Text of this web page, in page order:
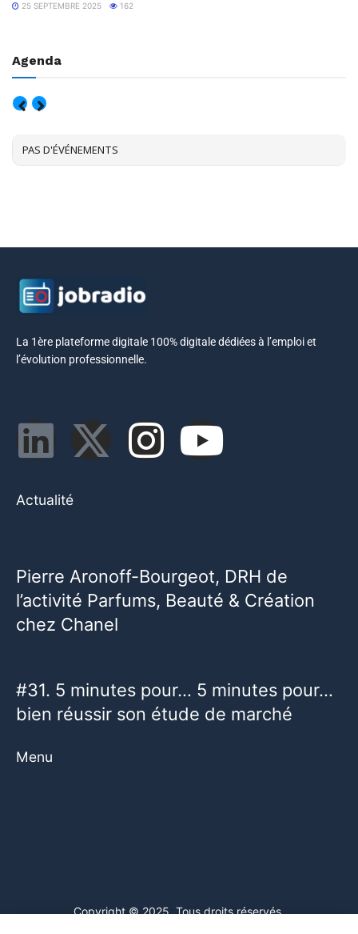
25 SEPTEMBRE 2025 162
Agenda
PAS D'ÉVÉNEMENTS
La 1ère plateforme digitale 100% digitale dédiées à l’emploi et
l’évolution professionnelle.
Actualité
Pierre Aronoff-Bourgeot, DRH de
l’activité Parfums, Beauté & Création
chez Chanel
#31. 5 minutes pour… 5 minutes pour…
bien réussir son étude de marché
Menu
Copyright © 2025. Tous droits réservés.